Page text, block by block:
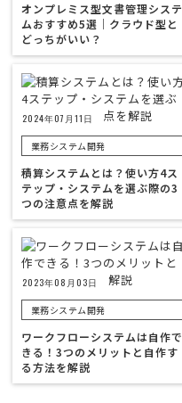
オンプレミス型文書管理システ
ムおすすめ5選｜クラウド型と
どっちがいい？
2024年07月11日
業務システム開発
積算システムとは？使い方4ス
テップ・システムを選ぶ際の3
つの注意点を解説
2023年08月03日
業務システム開発
ワークフローシステムは自作で
きる！3つのメリットと自作す
る方法を解説